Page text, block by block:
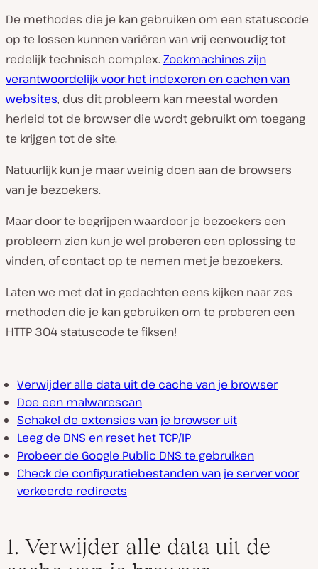
De methodes die je kan gebruiken om een statuscode
op te lossen kunnen variëren van vrij eenvoudig tot
redelijk technisch complex. Zoekmachines zijn
verantwoordelijk voor het indexeren en cachen van
websites, dus dit probleem kan meestal worden
herleid tot de browser die wordt gebruikt om toegang
te krijgen tot de site.
Natuurlijk kun je maar weinig doen aan de browsers
van je bezoekers.
Maar door te begrijpen waardoor je bezoekers een
probleem zien kun je wel proberen een oplossing te
vinden, of contact op te nemen met je bezoekers.
Laten we met dat in gedachten eens kijken naar zes
methoden die je kan gebruiken om te proberen een
HTTP 304 statuscode te fiksen!
Verwijder alle data uit de cache van je browser
Doe een malwarescan
Schakel de extensies van je browser uit
Leeg de DNS en reset het TCP/IP
Probeer de Google Public DNS te gebruiken
Check de configuratiebestanden van je server voor
verkeerde redirects
1. Verwijder alle data uit de